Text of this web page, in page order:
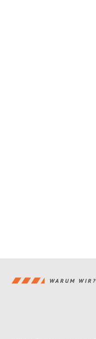
WARUM WIR?